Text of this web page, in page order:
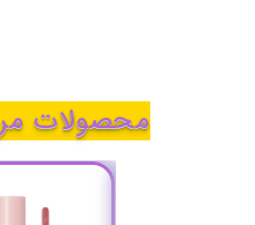
محصولات